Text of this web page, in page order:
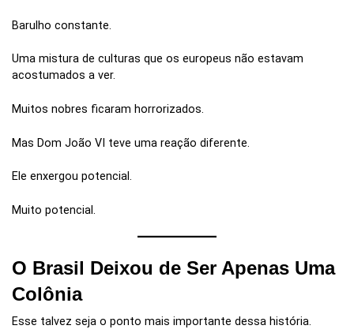
Barulho constante.
Uma mistura de culturas que os europeus não estavam
acostumados a ver.
Muitos nobres ficaram horrorizados.
Mas Dom João VI teve uma reação diferente.
Ele enxergou potencial.
Muito potencial.
O Brasil Deixou de Ser Apenas Uma
Colônia
Esse talvez seja o ponto mais importante dessa história.